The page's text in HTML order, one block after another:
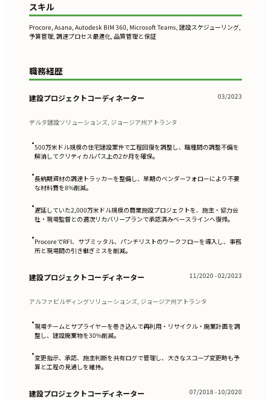
スキル
Procore, Asana, Autodesk BIM 360, Microsoft Teams, 建設スケジューリング,
予算管理, 調達プロセス最適化, 品質管理と保証
職務経歴
建設プロジェクトコーディネーター 03/2023
デルタ建設ソリューションズ, ジョージア州アトランタ
•500万米ドル規模の住宅建設案件で工程回復を調整し、職種間の調整不備を
解消してクリティカルパス上の2か月を確保。
•長納期資材の調達トラッカーを整備し、早期のベンダーフォローにより不要
な材料費を8%削減。
•遅延していた2,000万米ドル規模の商業施設プロジェクトを、施主・協力会
社・現場監督との週次リカバリープランで承認済みベースラインへ復帰。
•ProcoreでRFI、サブミッタル、パンチリストのワークフローを導入し、事務
所と現場間の引き継ぎミスを削減。
建設プロジェクトコーディネーター 11/2020 - 02/2023
アルファビルディングソリューションズ, ジョージア州アトランタ
•現場チームとサプライヤーを巻き込んで再利用・リサイクル・廃棄計画を調
整し、建設廃棄物を30%削減。
•変更指示、承認、施主判断を共有ログで管理し、大きなスコープ変更時も予
算と工程の見通しを維持。
建設プロジェクトコーディネーター 07/2018 - 10/2020